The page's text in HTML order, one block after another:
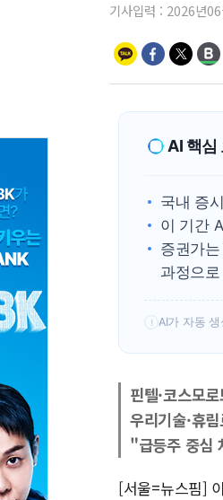
기사입력 : 2026년
AI 핵심
국내 증
이 기간
증권가
과정으
! AI가 자동
핀텔·코스모
우리기술·휴
"급등주 중심
[서울=뉴스핌]